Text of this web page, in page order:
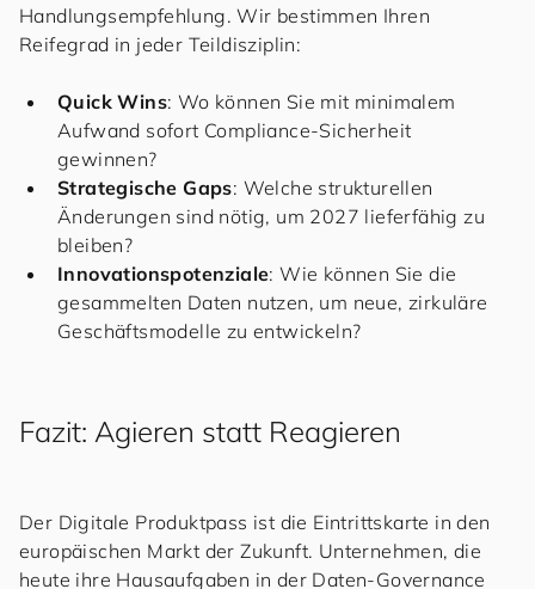
Handlungsempfehlung. Wir bestimmen Ihren
Reifegrad in jeder Teildisziplin:
Quick Wins: Wo können Sie mit minimalem
Aufwand sofort Compliance-Sicherheit
gewinnen?
Strategische Gaps: Welche strukturellen
Änderungen sind nötig, um 2027 lieferfähig zu
bleiben?
Innovationspotenziale: Wie können Sie die
gesammelten Daten nutzen, um neue, zirkuläre
Geschäftsmodelle zu entwickeln?
Fazit: Agieren statt Reagieren
Der Digitale Produktpass ist die Eintrittskarte in den
europäischen Markt der Zukunft. Unternehmen, die
heute ihre Hausaufgaben in der Daten-Governance